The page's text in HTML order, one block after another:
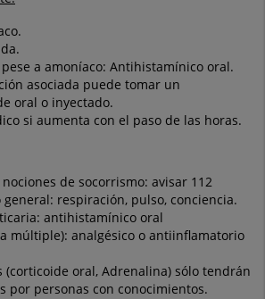
a amoníaco: Antihistamínico oral.
asociada puede tomar un
oral o inyectado.
si aumenta con el paso de las horas.
de socorrismo: avisar 112
general: respiración, pulso, conciencia.
antihistamínico oral
múltiple): analgésico o antiinflamatorio
(corticoide oral, Adrenalina) sólo tendrán
por personas con conocimientos.